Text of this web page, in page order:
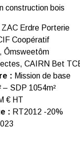
construction bois
Erdre Porterie
Coopératif
Ômsweetôm
CAIRN Bet
: Mission de base
– SDP 1054m²
€ HT
: RT2012 -20%